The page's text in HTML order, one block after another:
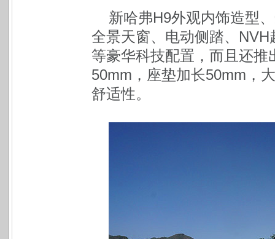
新哈弗H9外观内饰造型
全景天窗、电动侧踏、
等豪华科技配置，而且还
50mm，座垫加长50mm，
舒适性。